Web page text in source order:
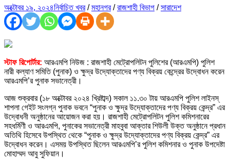
অক্টোবর ১৯, ২০২৪নির্বাচিত খবর/মহানগর/রাজশাহী বিভাগ /সারাদেশ
স্টাফ রিপোর্টার: আরএমপি নিউজ : রাজশাহী মেট্রোপলিটন পুলিশের (আরএমপি) পুলিশ
নারী কল্যাণ সমিতি (পুনাক) ও ক্ষুদ্র উদ্যোক্তাদের পণ্য বিক্রয় কেন্দ্রের উদ্বোধন করেন
আরএমপি’র পুনাক সভানেত্রী।
আজ শুক্রবার (১৮ অক্টোবর ২০২৪ খ্রিষ্টাব্দ) সকাল ১১.৩০ টায় আরএমপি পুলিশ লাইনস্
শাপলা গেইট সংলগ্ন পুনাক ভবনে “পুনাক ও ক্ষুদ্র উদ্যোক্তাদের পণ্য বিক্রয় কেন্দ্র” এর
উদ্বোধনী অনুষ্ঠানের আয়োজন করা হয়। রাজশাহী মেট্রোপলিটন পুলিশ কমিশনারের
সহধর্মিণী ও আরএমপি, পুনাকের সভানেত্রী মাহবুবা আক্তার শিউলী উক্ত অনুষ্ঠানে প্রধান
অতিথি হিসেবে উপস্থিত থেকে “পুনাক ও ক্ষুদ্র উদ্যোক্তাদের পণ্য বিক্রয় কেন্দ্র” এর
উদ্বোধন করেন। এসময় উপস্থিত ছিলেন আরএমপি’র পুলিশ কমিশনার ও পুনাক উপদেষ্টা
মোহাম্মদ আবু সুফিয়ান।